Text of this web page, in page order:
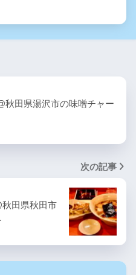
秋田県湯沢市の味噌チャー
次の記事
田県秋田市